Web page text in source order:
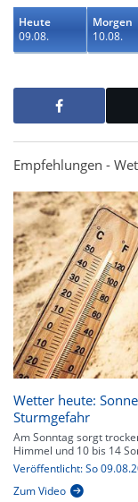
Heute
09.08.
Morgen
10.08.
Empfehlungen -
Wetter heute:
Sturmgefahr
Am Sonntag sorgt
Himmel und 10 bis 14
Veröffentlicht: So
Zum Video